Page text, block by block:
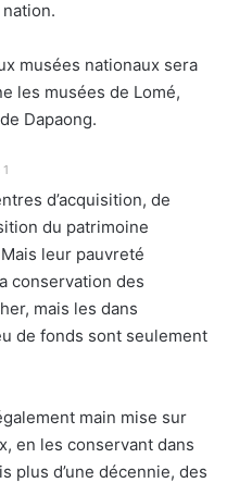
musées nationaux sera
les musées de Lomé,
Dapaong.
d’acquisition, de
du patrimoine
leur pauvreté
conservation des
mais les dans
de fonds sont seulement
main mise sur
en les conservant dans
plus d’une décennie, des